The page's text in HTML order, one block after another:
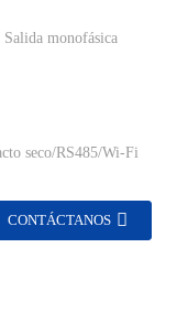
monofásica
seco/RS485/Wi-Fi
CONTÁCTANOS